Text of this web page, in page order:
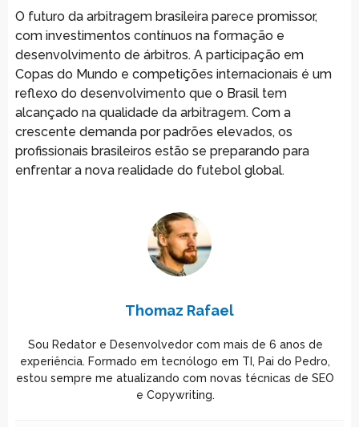
O futuro da arbitragem brasileira parece promissor,
com investimentos contínuos na formação e
desenvolvimento de árbitros. A participação em
Copas do Mundo e competições internacionais é um
reflexo do desenvolvimento que o Brasil tem
alcançado na qualidade da arbitragem. Com a
crescente demanda por padrões elevados, os
profissionais brasileiros estão se preparando para
enfrentar a nova realidade do futebol global.
Thomaz Rafael
Sou Redator e Desenvolvedor com mais de 6 anos de
experiência. Formado em tecnólogo em TI, Pai do Pedro,
estou sempre me atualizando com novas técnicas de SEO
e Copywriting.